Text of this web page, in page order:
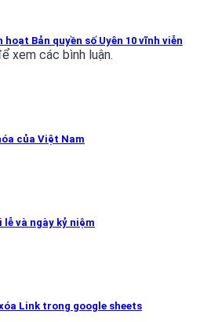
Bản quyền số Uyên 10 vĩnh viễn
xem các bình luận.
của Việt Nam
và ngày kỷ niệm
Link trong google sheets